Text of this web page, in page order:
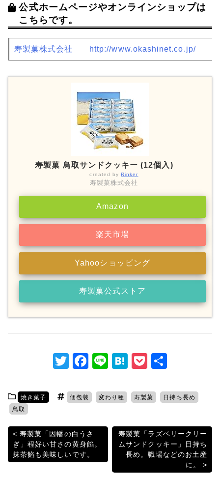
公式ホームページやオンラインショップは
こちらです。
寿製菓株式会社 http://www.okashinet.co.jp/
寿製菓 鳥取サンドクッキー (12個入)
created by Rinker
寿製菓株式会社
Amazon
楽天市場
Yahooショッピング
寿製菓公式ストア
T
itt
er
F
c
e
b
o
Li
e
H
e
n
a
P
c
k
et
焼き菓子 個包装 変わり種 寿製菓
日持ち長め
鳥取
投
稿
寿製菓「因幡の白うさ
ぎ」程好い甘さの黄身餡。
抹茶餡も美味しいです。
寿製菓「ラズベリークリー
ムサンドクッキー」日持ち
長め。職場などのお土産
に。